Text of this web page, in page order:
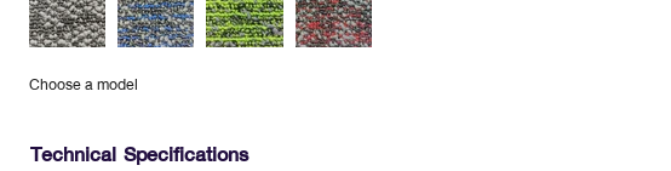
Choose a model
Technical Specifications